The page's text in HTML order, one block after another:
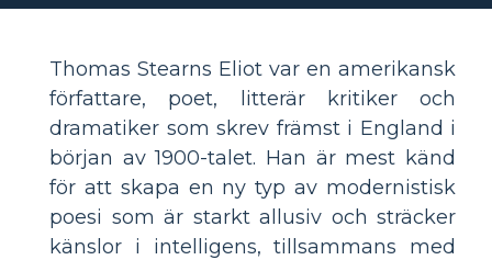
Thomas Stearns Eliot var en amerikansk
författare, poet, litterär kritiker och
dramatiker som skrev främst i England i
början av 1900-talet. Han är mest känd
för att skapa en ny typ av modernistisk
poesi som är starkt allusiv och sträcker
känslor i intelligens, tillsammans med